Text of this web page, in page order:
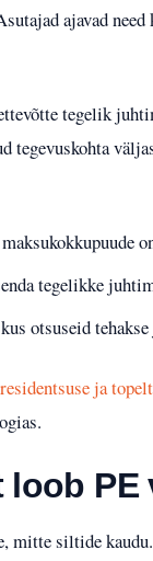
ajavad
tegelik
tegevuskohta
tegelikke
otsuseid
ja
loob
mitte siltide